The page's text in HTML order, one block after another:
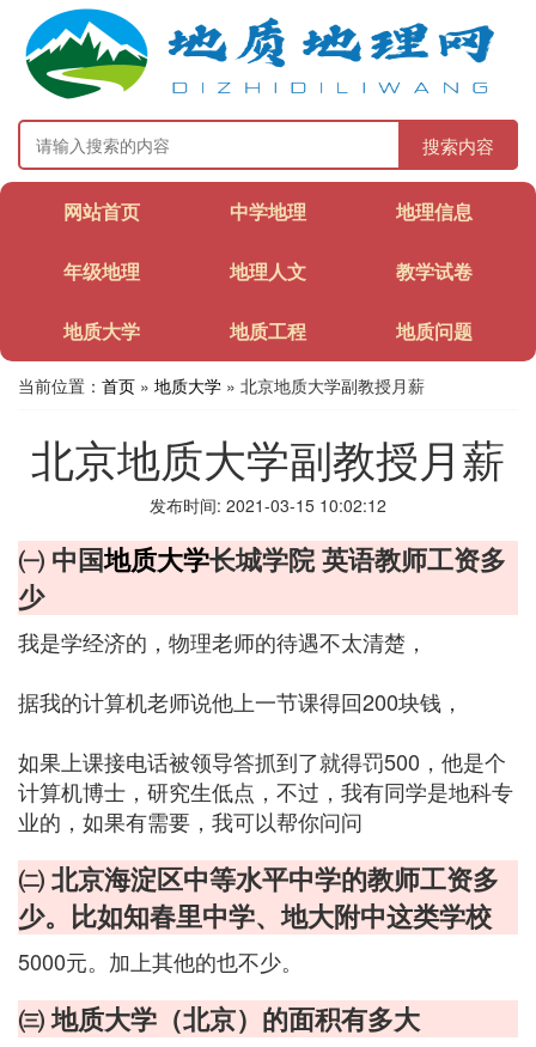
搜索内容
网站首页 中学地理 地理信息
年级地理 地理人文 教学试卷
地质大学 地质工程 地质问题
当前位置： 首页 » 地质大学 » 北京地质大学副教授月薪
北京地质大学副教授月薪
发布时间: 2021-03-15 10:02:12
㈠ 中国地质大学长城学院 英语教师工资多
少
我是学经济的，物理老师的待遇不太清楚，
据我的计算机老师说他上一节课得回200块钱，
如果上课接电话被领导答抓到了就得罚500，他是个
计算机博士，研究生低点，不过，我有同学是地科专
业的，如果有需要，我可以帮你问问
㈡ 北京海淀区中等水平中学的教师工资多
少。比如知春里中学、地大附中这类学校
5000元。加上其他的也不少。
㈢ 地质大学（北京）的面积有多大